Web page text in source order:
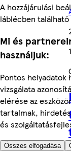
A hozzájárulási
láblécben
Mi és
használjuk:
Pontos helyadatok
vizsgálata
elérése az
tartalmak,
és
Összes elfogadása